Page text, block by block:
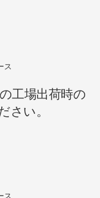
ス
工場出荷時の
さい。
ス